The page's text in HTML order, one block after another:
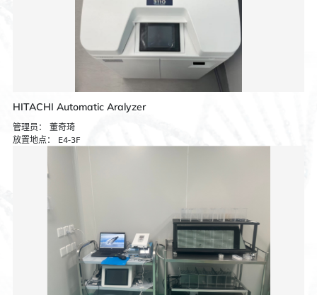
HITACHI Automatic Aralyzer
管理员： 董奇琦
放置地点： E4-3F